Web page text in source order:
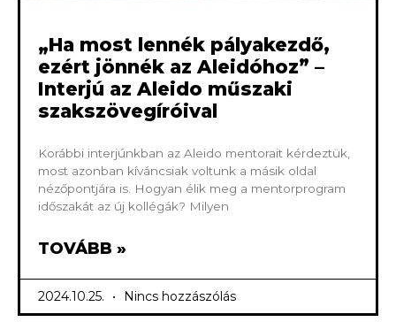
„Ha most lennék pályakezdő,
ezért jönnék az Aleidóhoz” –
Interjú az Aleido műszaki
szakszövegíróival
Korábbi interjúnkban az Aleido mentorait kérdeztük,
most azonban kíváncsiak voltunk a másik oldal
nézőpontjára is. Hogyan élik meg a mentorprogram
időszakát az új kollégák? Milyen
TOVÁBB »
2024.10.25. Nincs hozzászólás